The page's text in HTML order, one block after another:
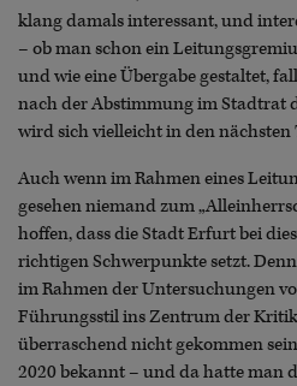
klang damals interessant, und
– ob man schon ein
und wie eine Übergabe gestaltet,
nach der Abstimmung im Stadtrat
wird sich vielleicht in den nächsten
Auch wenn im Rahmen eines
gesehen niemand zum
hoffen, dass die Stadt Erfurt bei
richtigen Schwerpunkte setzt.
im Rahmen der Untersuchungen
Führungsstil ins Zentrum der
überraschend nicht gekommen
2020 bekannt – und da hatte man